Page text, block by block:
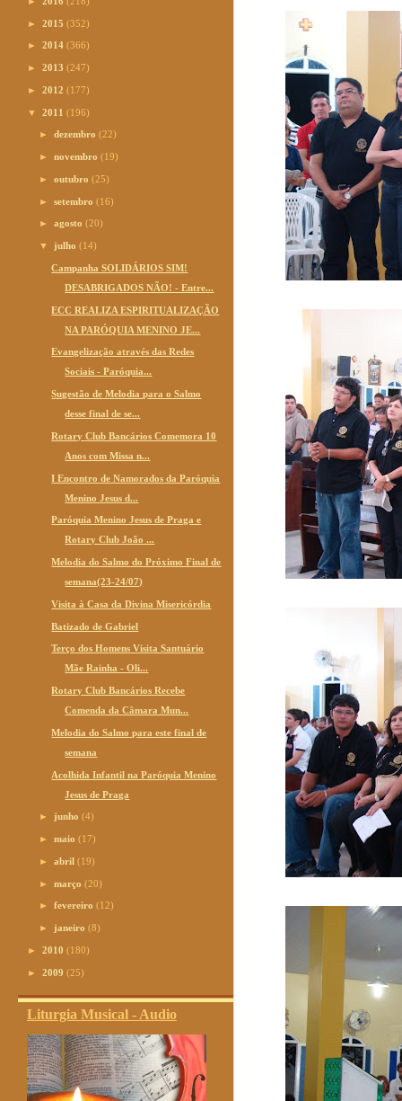
► 2015 (352)
► 2014 (366)
► 2013 (247)
► 2012 (177)
▼ 2011 (196)
►dezembro(22)
►novembro(19)
►outubro(25)
►setembro(16)
►agosto(20)
▼ julho(14)
Campanha SOLIDÁRIOS SIM!
DESABRIGADOS NÃO! - Entre...
ECC REALIZA ESPIRITUALIZAÇÃO
NA PARÓQUIA MENINO JE...
Evangelização através das Redes
Sociais - Paróquia...
Sugestão de Melodia para o Salmo
desse final de se...
Rotary Club Bancários Comemora 10
Anos com Missa n...
I Encontro de Namorados da Paróquia
Menino Jesus d...
Paróquia Menino Jesus de Praga e
Rotary Club João ...
Melodia do Salmo do Próximo Final de
semana(23-24/07)
Visita à Casa da Divina Misericórdia
Batizado de Gabriel
Terço dos Homens Visita Santuário
Mãe Rainha - Oli...
Rotary Club Bancários Recebe
Comenda da Câmara Mun...
Melodia do Salmo para este final de
semana
Acolhida Infantil na Paróquia Menino
Jesus de Praga
► junho(4)
►maio(17)
►abril(19)
►março(20)
►fevereiro(12)
► janeiro(8)
► 2010 (180)
► 2009 (25)
Liturgia Musical - Audio